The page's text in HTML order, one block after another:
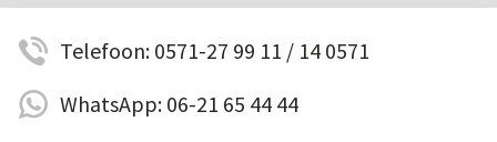
Telefoon: 0571-27 99 11 / 14 0571
WhatsApp: 06-21 65 44 44